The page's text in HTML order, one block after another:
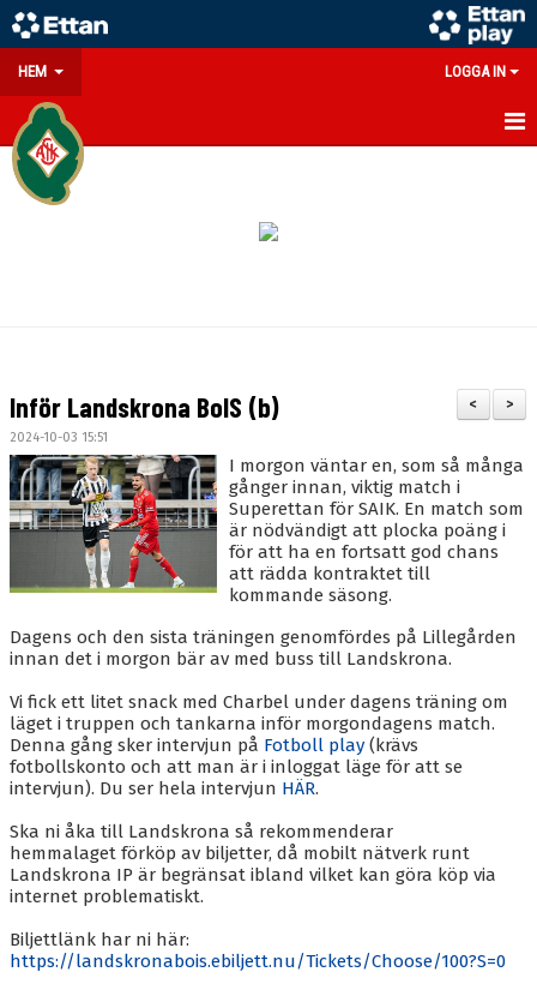
HEM LOGGA IN
GÅ PÅ MATCH
DOKUMENT
MEDLEMSINFO
BLI MEDLEM
KALENDER
VÅRA LAG/TRÄNARE
GAMLA AIK
>
<
Inför Landskrona BoIS (b)
2024-10-03 15:51
I morgon väntar en, som så många
gånger innan, viktig match i
Superettan för SAIK. En match som
är nödvändigt att plocka poäng i
för att ha en fortsatt god chans
att rädda kontraktet till
kommande säsong.
Dagens och den sista träningen genomfördes på Lillegården
innan det i morgon bär av med buss till Landskrona.
Vi fick ett litet snack med Charbel under dagens träning om
läget i truppen och tankarna inför morgondagens match.
Denna gång sker intervjun på Fotboll play (krävs
fotbollskonto och att man är i inloggat läge för att se
intervjun). Du ser hela intervjun HÄR.
Ska ni åka till Landskrona så rekommenderar
hemmalaget förköp av biljetter, då mobilt nätverk runt
Landskrona IP är begränsat ibland vilket kan göra köp via
internet problematiskt.
Biljettlänk har ni här:
https://landskronabois.ebiljett.nu/Tickets/Choose/100?S=0